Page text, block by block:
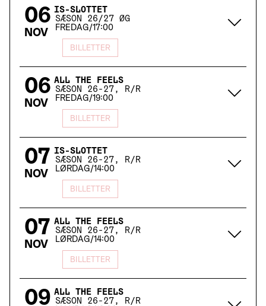
06
NOV
IS-SLOTTET
SÆSON 26/27 ØG
FREDAG/17:00
BILLETTER
06
NOV
ALL THE FEELS
SÆSON 26-27, R/R
FREDAG/19:00
BILLETTER
07
NOV
IS-SLOTTET
SÆSON 26-27, R/R
LØRDAG/14:00
BILLETTER
07
NOV
ALL THE FEELS
SÆSON 26-27, R/R
LØRDAG/14:00
BILLETTER
09 ALL THE FEELS
SÆSON 26-27, R/R